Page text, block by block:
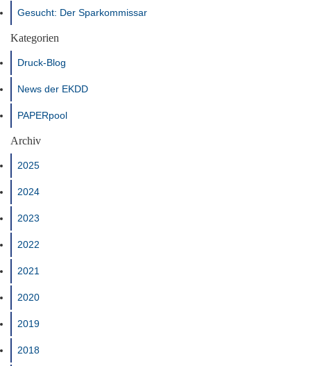
Gesucht: Der Sparkommissar
Kategorien
Druck-Blog
News der EKDD
PAPERpool
Archiv
2025
2024
2023
2022
2021
2020
2019
2018